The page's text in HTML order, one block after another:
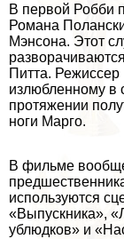
В первой Робби
Романа
Мэнсона. Этот
Питта. Режиссер
излюбленному в
протяжении
ноги Марго.
В фильме
используются
«Выпускника»,
ублюдков» и